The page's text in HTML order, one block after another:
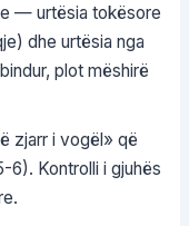
— urtësia tokësore
dhe urtësia nga
plot mëshirë
zjarr i vogël» që
6). Kontrolli i gjuhës